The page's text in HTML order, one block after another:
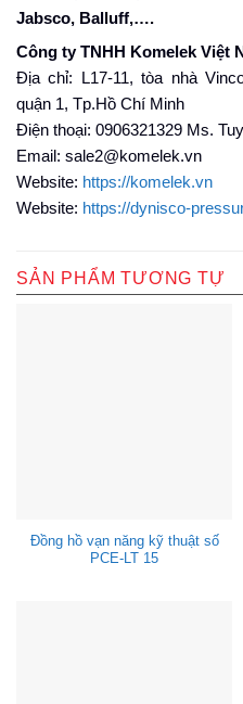
Jabsco, Balluff,….
Công ty TNHH Komelek Việt
Địa chỉ: L17-11, tòa nhà
quận 1, Tp.Hồ Chí Minh
Điện thoại: 0906321329 Ms.
Email: sale2@komelek.vn
Website: https://komelek.vn
Website: https://dynisco-
SẢN PHẨM TƯƠNG TỰ
Đồng hồ vạn năng kỹ thuật số
PCE-LT 15